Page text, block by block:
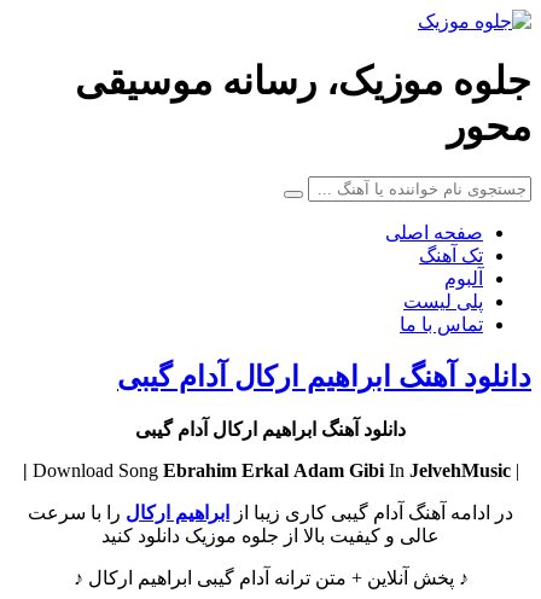
جلوه موزیک، رسانه موسیقی
محور
صفحه اصلی
تک آهنگ
آلبوم
پلی لیست
تماس با ما
دانلود آهنگ ابراهیم ارکال آدام گیبی
دانلود آهنگ ابراهیم ارکال آدام گیبی
| Download Song
Ebrahim Erkal Adam GibiIn JelvehMusic |
در ادامه آهنگ آدام گیبی کاری زیبا از ابراهیم ارکال را با سرعت
عالی و کیفیت بالا از جلوه موزیک دانلود کنید
♪ پخش آنلاین + متن ترانه آدام گیبی ابراهیم ارکال ♪